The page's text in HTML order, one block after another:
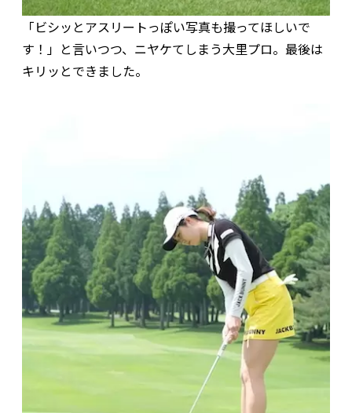
「ビシッとアスリートっぽい写真も撮ってほしいで
す！」と言いつつ、ニヤケてしまう大里プロ。最後は
キリッとできました。